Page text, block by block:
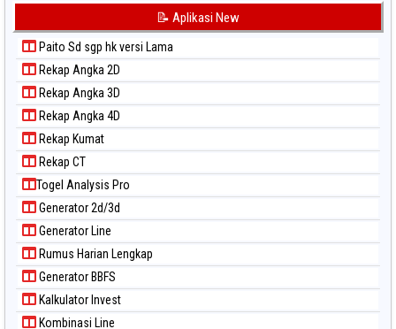
📝 Aplikasi New
Paito Sd sgp hk versi Lama
Rekap Angka 2D
Rekap Angka 3D
Rekap Angka 4D
Rekap Kumat
Rekap CT
Togel Analysis Pro
Generator 2d/3d
Generator Line
Rumus Harian Lengkap
Generator BBFS
Kalkulator Invest
Kombinasi Line